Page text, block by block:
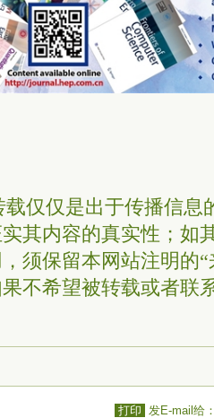
仅仅是出于传播信息
其内容的真实性；如
须保留本网站注明的
不希望被转载或者联
打印 发E-mail给